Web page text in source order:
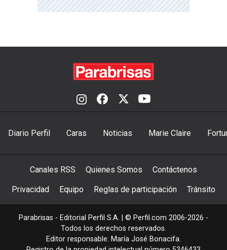
Diario Perfil Caras Noticias Marie Claire
Canales RSS Quienes Somos Contáctenos
Privacidad Equipo Reglas de participación Tránsito
Parabrisas - Editorial Perfil S.A. | © Perfil.com 2006-2026 -
Todos los derechos reservados.
Editor responsable: María José Bonacifa.